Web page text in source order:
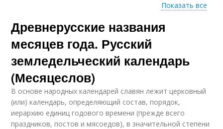
Месяцы в календаре
Показать все
Древнерусские названия
месяцев года. Русский
земледельческий календарь
(Месяцеслов)
В основе народных календарей славян лежит церковный
(или) календарь, определяющий состав, порядок,
иерархию единиц годового времени (прежде всего
праздников, постов и мясоедов), в значительной степени